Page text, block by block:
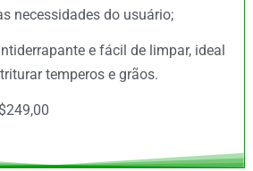
necessidades do usuário;
e fácil de limpar, ideal
temperos e grãos.